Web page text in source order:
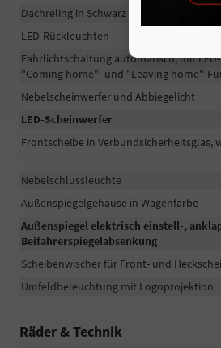
Dachreling in Schwarz
LED-Rückleuchten
Fahrlichtschaltung automatisch, mit
"Coming home"- und "Leaving home"-
Nebelscheinwerfer und Abbiegelicht
LED-Scheinwerfer
Frontscheibe in Verbundsicherheitsglas,
Nebelschlussleuchte
Außenspiegelgehäuse in Wagenfarbe
Außenspiegel elektrisch einstell-,
Beifahrerspiegelabsenkung
Scheibenwischer für Front- und
Umfeldbeleuchtung mit Logoprojektion
Räder & Technik